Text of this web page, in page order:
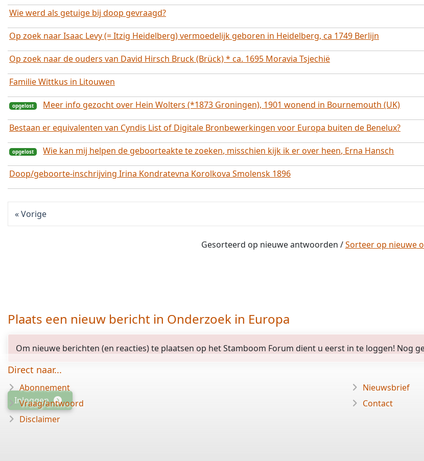
opgelost
Wie werd als getuige bij doop gevraagd?
Op zoek naar Isaac Levy (= Itzig Heidelberg) vermoedelijk geboren in Heidelberg, ca 1749 Berlijn
Op zoek naar de ouders van David Hirsch Bruck (Brück) * ca. 1695 Moravia Tsjechië
Familie Wittkus in Litouwen
Meer info gezocht over Hein Wolters (*1873 Groningen), 1901 wonend in Bournemouth (UK)
Bestaan er equivalenten van Cyndis List of Digitale Bronbewerkingen voor Europa buiten de Benelux?
Wie kan mij helpen de geboorteakte te zoeken, misschien kijk ik er over heen, Erna Hansch
Doop/geboorte-inschrijving Irina Kondratevna Korolkova Smolensk 1896
Vorige
Gesorteerd op nieuweantwoorden /Sorteer op nieuwe
Plaats een nieuw bericht in Onderzoek in Europa
Om nieuwe berichten (en reacties) te plaatsen op het Stamboom Forum dient u eerst in te loggen! Nog
Inloggen
Direct naar...
Abonnement
Vraag/antwoord
Disclaimer
Nieuwsbrief
Contact